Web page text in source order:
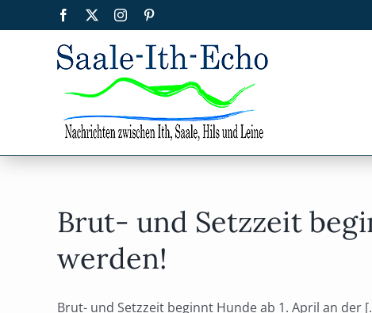
Inhalt
Facebook Instagram
Brut- und Setzzeit
werden!
Brut- und Setzzeit beginnt Hunde ab 1. April an der